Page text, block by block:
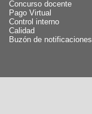
Concurso docente
Pago Virtual
Control interno
Calidad
Buzón de notificaciones